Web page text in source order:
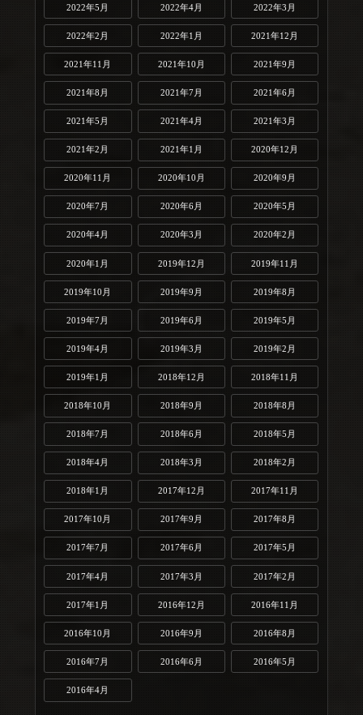
2022年5月 2022年4月 2022年3月
2022年2月 2022年1月 2021年12月
2021年11月 2021年10月 2021年9月
2021年8月 2021年7月 2021年6月
2021年5月 2021年4月 2021年3月
2021年2月 2021年1月 2020年12月
2020年11月 2020年10月 2020年9月
2020年7月 2020年6月 2020年5月
2020年4月 2020年3月 2020年2月
2020年1月 2019年12月 2019年11月
2019年10月 2019年9月 2019年8月
2019年7月 2019年6月 2019年5月
2019年4月 2019年3月 2019年2月
2019年1月 2018年12月 2018年11月
2018年10月 2018年9月 2018年8月
2018年7月 2018年6月 2018年5月
2018年4月 2018年3月 2018年2月
2018年1月 2017年12月 2017年11月
2017年10月 2017年9月 2017年8月
2017年7月 2017年6月 2017年5月
2017年4月 2017年3月 2017年2月
2017年1月 2016年12月 2016年11月
2016年10月 2016年9月 2016年8月
2016年7月 2016年6月 2016年5月
2016年4月